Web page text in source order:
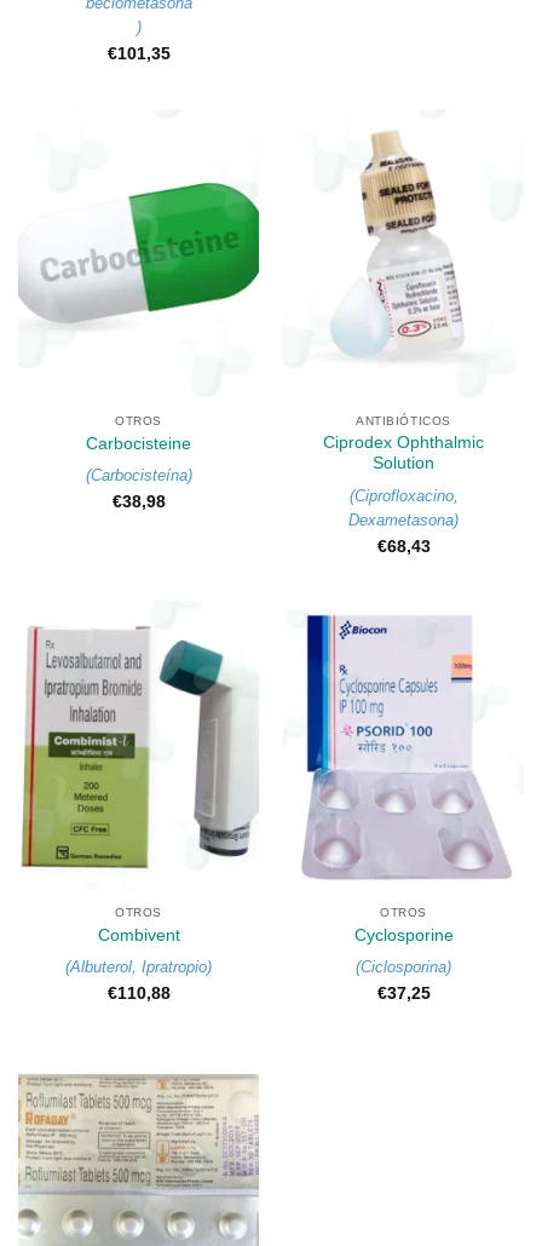
)
€101,35
OTROS
Carbocisteine
(Carbocisteína)
€38,98
ANTIBIÓTICOS
Ciprodex Ophthalmic
Solution
(Ciprofloxacino,
Dexametasona)
€68,43
OTROS
Combivent
(Albuterol, Ipratropio)
€110,88
OTROS
Cyclosporine
(Ciclosporina)
€37,25